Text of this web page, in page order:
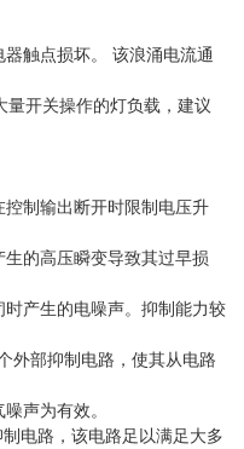
触点损坏。 该浪涌电流通
量开关操作的灯负载，建议
制输出断开时限制电压升
的高压瞬变导致其过早损
产生的电噪声。抑制能力较
外部抑制电路，使其从电路
声为有效。
电路，该电路足以满足大多